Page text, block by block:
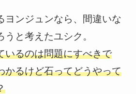
ヨンジュンなら、間違いな
うと考えたユシク。
いるのは問題にすべきで
かるけど石ってどうやって